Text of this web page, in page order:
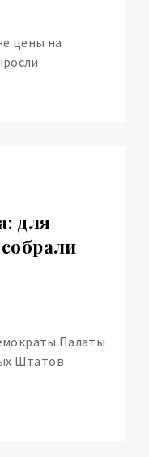
цены на
для
Палаты
Штатов